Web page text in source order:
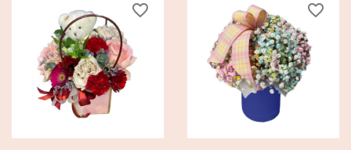
favorite_border favorite_border